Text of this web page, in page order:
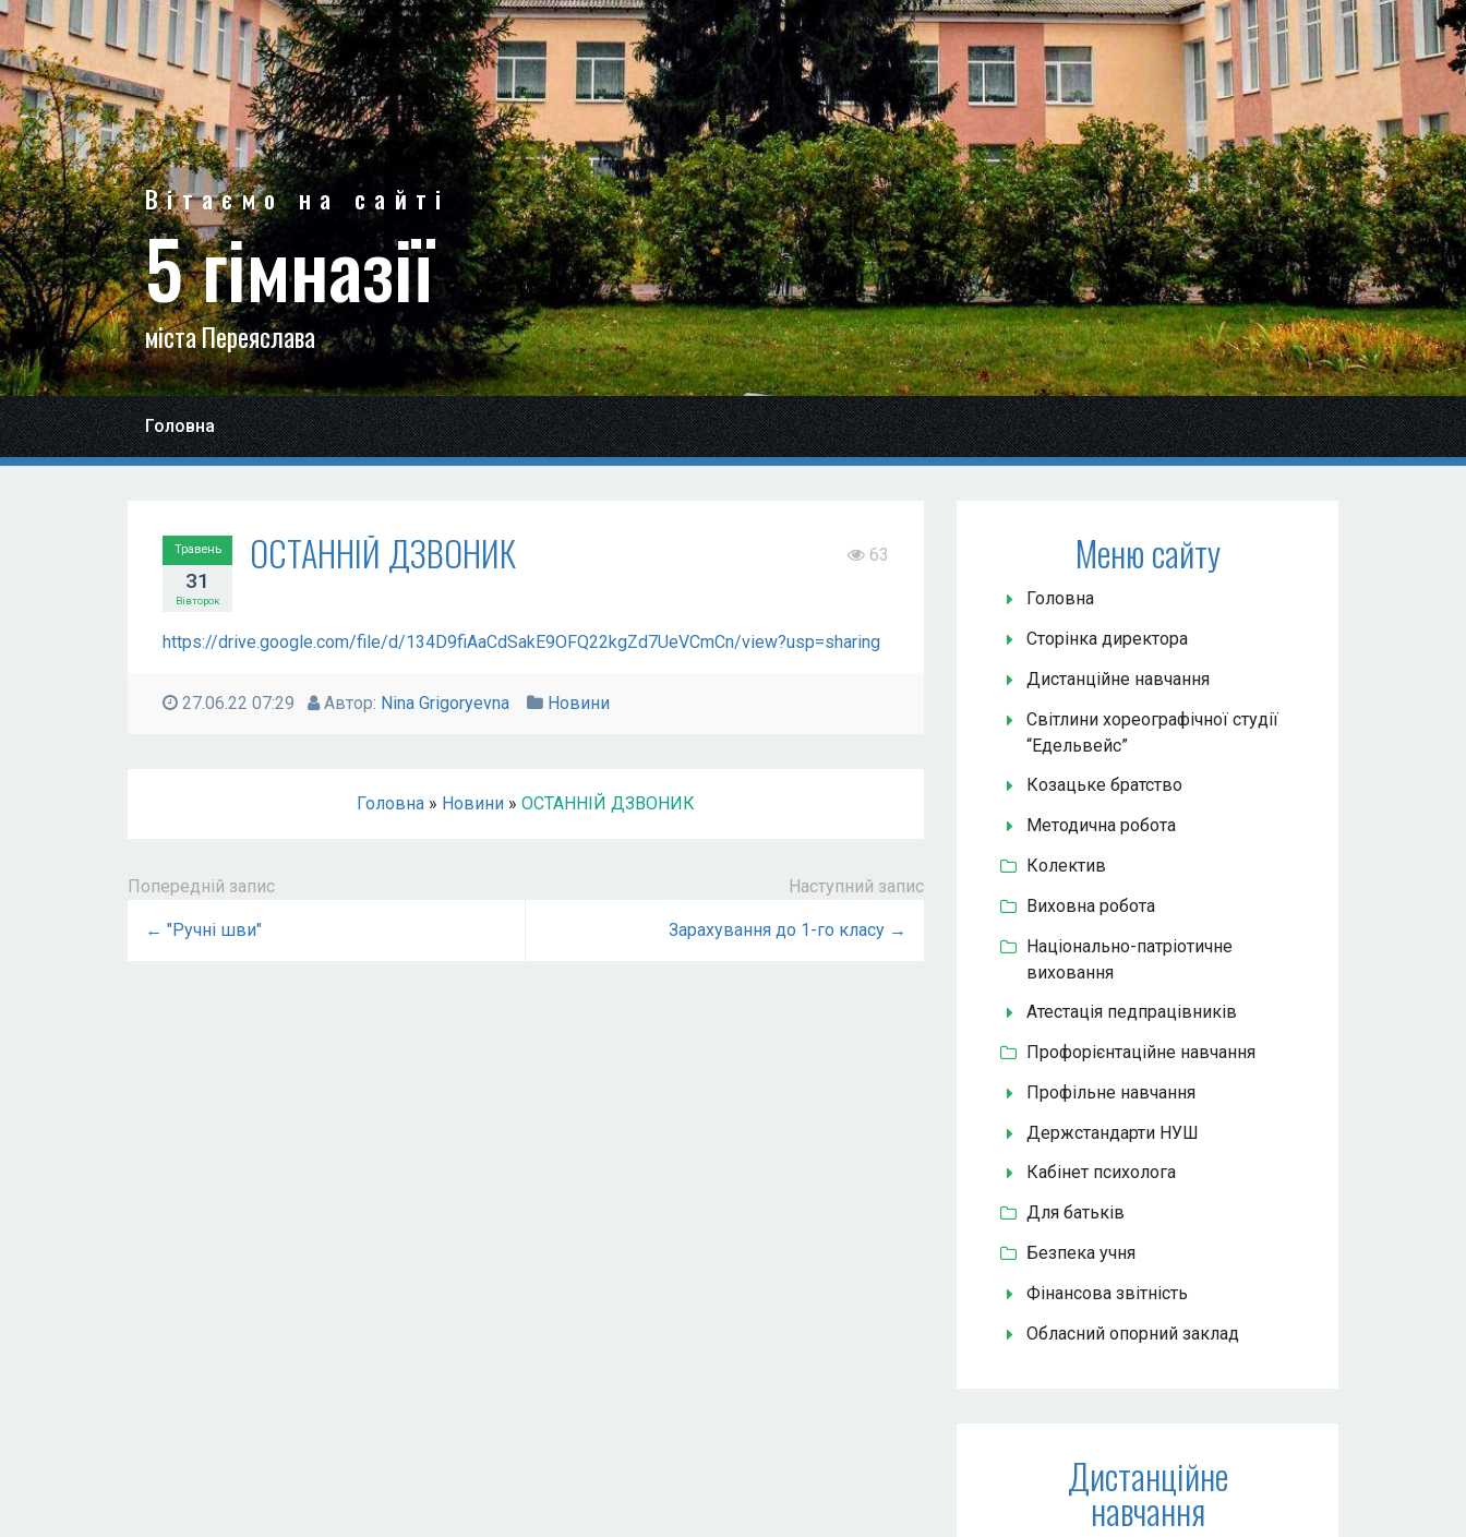
Вітаємо на сайті
5 гімназії
міста Переяслава
Головна
Травень
31
Вівторок
ОСТАННІЙ ДЗВОНИК 63
https://drive.google.com/file/d/134D9fiAaCdSakE9OFQ22kgZd7UeVCmCn/view?usp=sharing
27.06.22 07:29 Автор: Nina Grigoryevna Новини
Головна » Новини » ОСТАННІЙ ДЗВОНИК
Попередній запис Наступний запис
← "Ручні шви" Зарахування до 1-го класу →
Меню сайту
Головна
Сторінка директора
Дистанційне навчання
Світлини хореографічної студії
“Едельвейс”
Козацьке братство
Методична робота
Колектив
Виховна робота
Національно-патріотичне
виховання
Атестація педпрацівників
Профорієнтаційне навчання
Профільне навчання
Держстандарти НУШ
Кабінет психолога
Для батьків
Безпека учня
Фінансова звітність
Обласний опорний заклад
Дистанційне
навчання